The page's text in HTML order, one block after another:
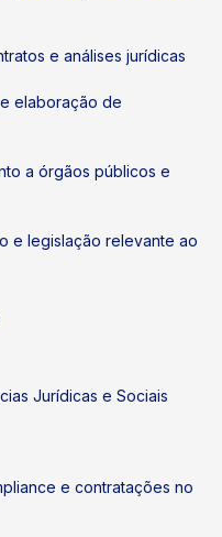
e análises jurídicas
elaboração de
a órgãos públicos e
e legislação relevante ao
Jurídicas e Sociais
e contratações no